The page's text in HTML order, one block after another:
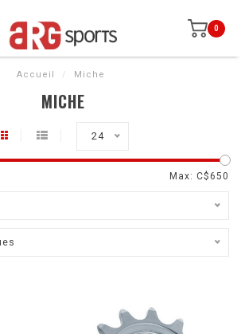
0
Accueil / Miche
MICHE
24
Max: C$ 650